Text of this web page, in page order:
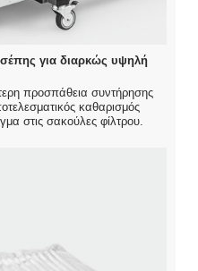
για διαρκώς υψηλή
προσπάθεια συντήρησης
καθαρισμός
στις σακούλες φίλτρου.